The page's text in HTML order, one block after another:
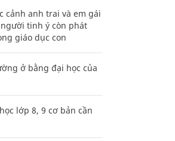
cảnh anh trai và em gái
tinh ý còn phát
giáo dục con
ở bằng đại học của
lớp 8, 9 cơ bản cần